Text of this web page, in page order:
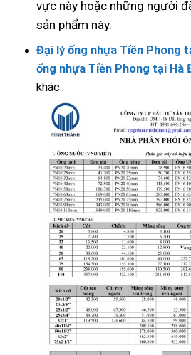
vực này hoặc những người
sản phẩm này.
Đại lý ống nhựa Tiền Phong
ống nhựa Tiền Phong tại Hà
khác.